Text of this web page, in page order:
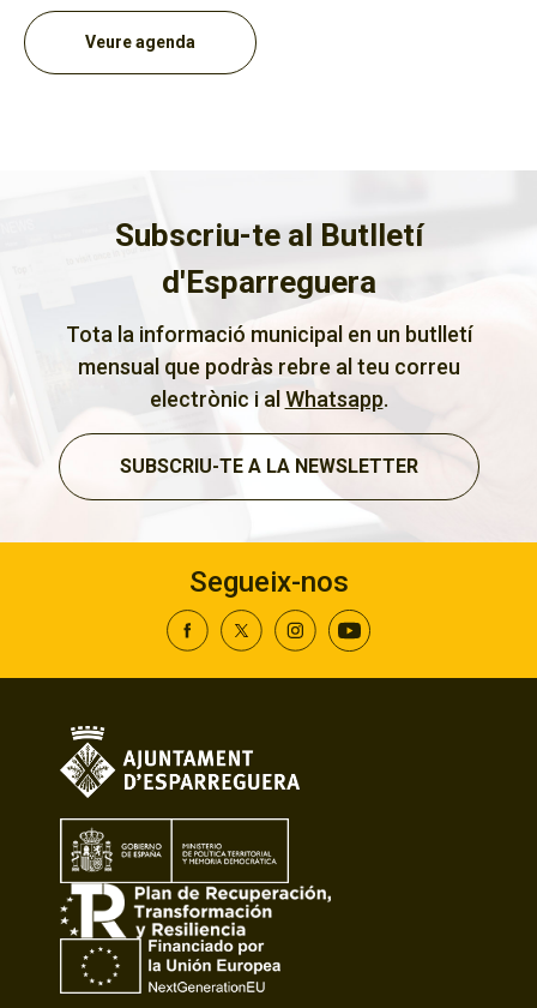
Veure agenda
Subscriu-te al Butlletí
d'Esparreguera
Tota la informació municipal en un butlletí
mensual que podràs rebre al teu correu
electrònic i al Whatsapp.
SUBSCRIU-TE A LA NEWSLETTER
Segueix-nos